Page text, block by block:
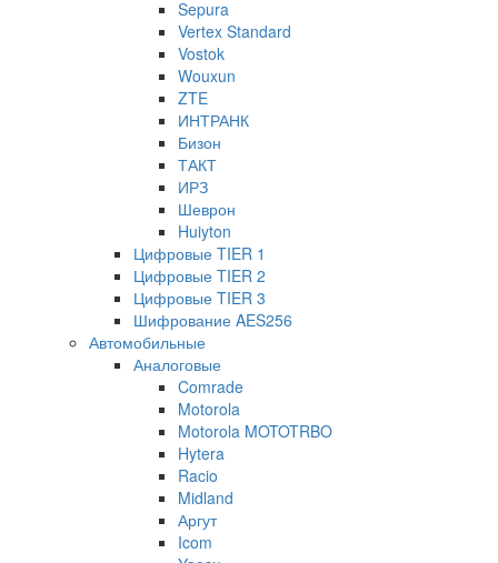
Sepura
Vertex Standard
Vostok
Wouxun
ZTE
ИНТРАНК
Бизон
ТАКТ
ИРЗ
Шеврон
Huiyton
Цифровые TIER 1
Цифровые TIER 2
Цифровые TIER 3
Шифрование AES256
Автомобильные
Аналоговые
Comrade
Motorola
Motorola MOTOTRBO
Hytera
Racio
Midland
Аргут
Icom